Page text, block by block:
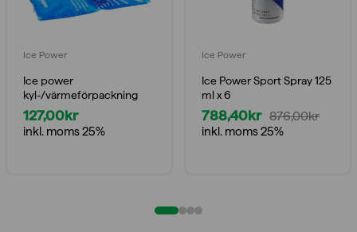
Ice Power
Ice power
kyl-/värmeförpackning
127,00kr
inkl. moms 25%
Ice Power
Ice Power Sport Spray 125
ml x 6
876,00kr
Det
788,40kr
Det
inkl. moms 25%